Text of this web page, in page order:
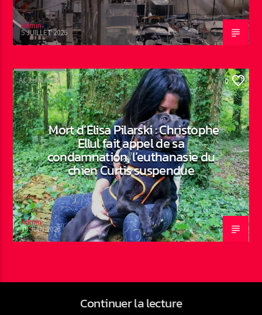
Admin
5 JUILLET 2026
ACTUALITÉS 0
Mort d’Elisa Pilarski : Christophe
Ellul fait appel de sa
condamnation, l’euthanasie du
chien Curtis suspendue
Admin
19 JUIN 2026
Continuer la lecture